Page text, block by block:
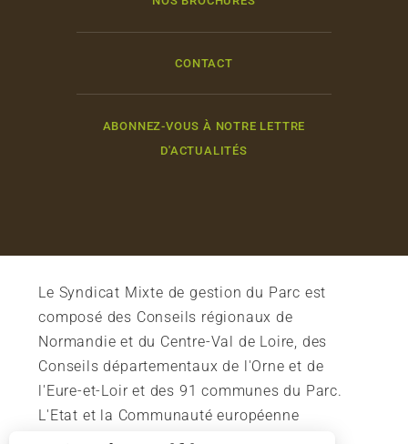
CONTACT
ABONNEZ-VOUS À NOTRE LETTRE
D'ACTUALITÉS
Le Syndicat Mixte de gestion du Parc est
composé des Conseils régionaux de
Normandie et du Centre-Val de Loire, des
Conseils départementaux de l'Orne et de
l'Eure-et-Loir et des 91 communes du Parc.
L'Etat et la Communauté européenne
soutiennent également l'action du Parc.